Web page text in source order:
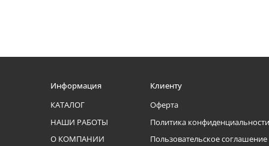
Информация
КАТАЛОГ
НАШИ РАБОТЫ
О КОМПАНИИ
Клиенту
Оферта
Политика конфиденциальности
Пользовательское соглашение